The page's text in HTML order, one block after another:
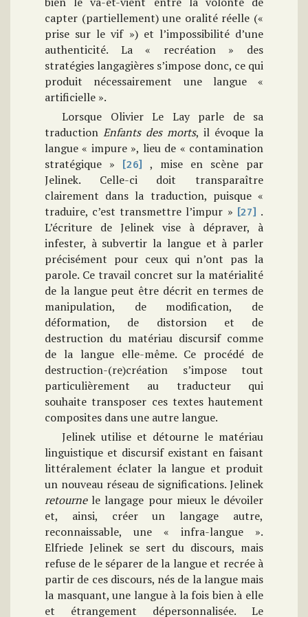
capter (partiellement) une oralité réelle («
prise sur le vif ») et l’impossibilité d’une
authenticité. La « recréation » des
stratégies langagières s’impose donc, ce qui
produit nécessairement une langue «
artificielle ».
Lorsque Olivier Le Lay parle de sa
traduction Enfants des morts, il évoque la
langue « impure », lieu de « contamination
stratégique »
[26]
, mise en scène par
Jelinek. Celle-ci doit transparaître
clairement dans la traduction, puisque «
traduire, c’est transmettre l’impur » [27] .
L’écriture de Jelinek vise à dépraver, à
infester, à subvertir la langue et à parler
précisément pour ceux qui n’ont pas la
parole. Ce travail concret sur la matérialité
de la langue peut être décrit en termes de
manipulation, de modification, de
déformation, de distorsion et de
destruction du matériau discursif comme
de la langue elle-même. Ce procédé de
destruction-(re)création s’impose tout
particulièrement au traducteur qui
souhaite transposer ces textes hautement
composites dans une autre langue.
Jelinek utilise et détourne le matériau
linguistique et discursif existant en faisant
littéralement éclater la langue et produit
un nouveau réseau de significations. Jelinek
retourne le langage pour mieux le dévoiler
et, ainsi, créer un langage autre,
reconnaissable, une « infra-langue ».
Elfriede Jelinek se sert du discours, mais
refuse de le séparer de la langue et recrée à
partir de ces discours, nés de la langue mais
la masquant, une langue à la fois bien à elle
et étrangement dépersonnalisée. Le